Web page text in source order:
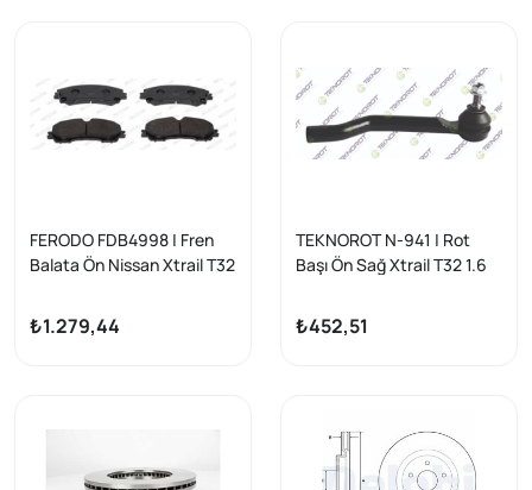
FERODO FDB4998 | Fren
Balata Ön Nissan Xtrail T32
₺1.279,44
TEKNOROT N-941 | Rot
Başı Ön Sağ Xtrail T32 1.6
2013-
₺452,51